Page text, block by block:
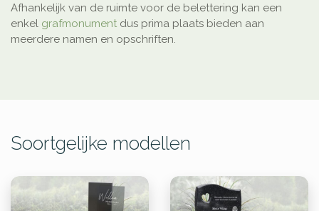
Afhankelijk van de ruimte voor de belettering kan een
enkel grafmonument dus prima plaats bieden aan
meerdere namen en opschriften.
Soortgelijke modellen